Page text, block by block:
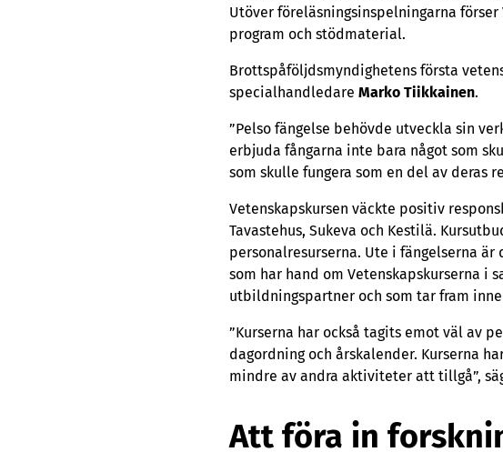
Utöver föreläsningsinspelningarna
program och stödmaterial.
Brottspåföljdsmyndighetens första
specialhandledare Marko Tiikkainen.
”Pelso fängelse behövde utveckla sin
erbjuda fångarna inte bara något som
som skulle fungera som en del av deras
Vetenskapskursen väckte positiv
Tavastehus, Sukeva och Kestilä.
personalresurserna. Ute i fängelserna
som har hand om Vetenskapskurserna i
utbildningspartner och som tar fram
”Kurserna har också tagits emot väl av
dagordning och årskalender. Kurserna
mindre av andra aktiviteter att tillgå”,
Att föra in